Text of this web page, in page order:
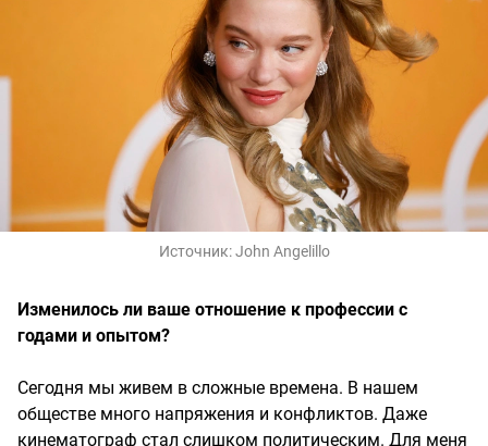
Источник:John Angelillo
Изменилось ли ваше отношение к профессии с
годами и опытом?
Сегодня мы живем в сложные времена. В нашем
обществе много напряжения и конфликтов. Даже
кинематограф стал слишком политическим. Для меня